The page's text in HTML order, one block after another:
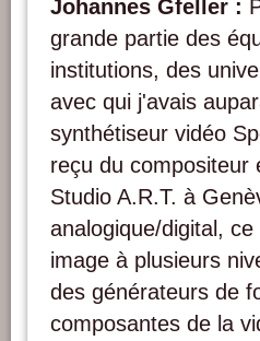
Johannes Gfeller :
grande partie des
institutions, des
avec qui j'avais
synthétiseur vidéo
reçu du compositeur
Studio A.R.T. à
analogique/digital,
image à plusieurs
des générateurs de
composantes de la